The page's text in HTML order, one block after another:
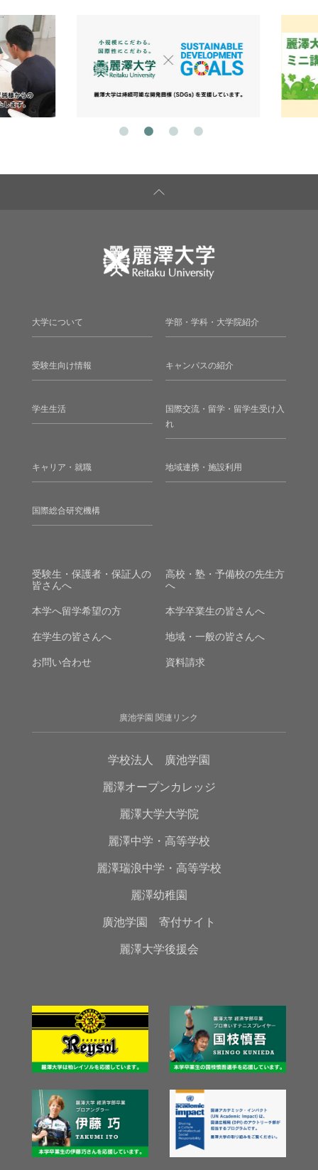
大学について 学部・学科・大学院紹介
受験生向け情報 キャンパスの紹介
学生生活
国際交流・留学・留学生受け入
れ
キャリア・就職 地域連携・施設利用
国際総合研究機構
受験生・保護者・保証人の
皆さんへ
高校・塾・予備校の先生方
へ
本学へ留学希望の方 本学卒業生の皆さんへ
在学生の皆さんへ 地域・一般の皆さんへ
お問い合わせ 資料請求
廣池学園 関連リンク
学校法人 廣池学園
麗澤オープンカレッジ
麗澤大学大学院
麗澤中学・高等学校
麗澤瑞浪中学・高等学校
麗澤幼稚園
廣池学園 寄付サイト
麗澤大学後援会